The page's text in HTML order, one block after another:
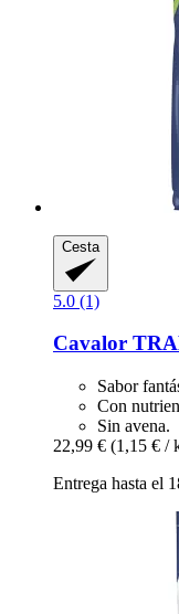
Cesta
5.0 (1)
Cavalor
Sabor
Con
Sin avena.
22,99 € (1,15 € /
Entrega hasta el